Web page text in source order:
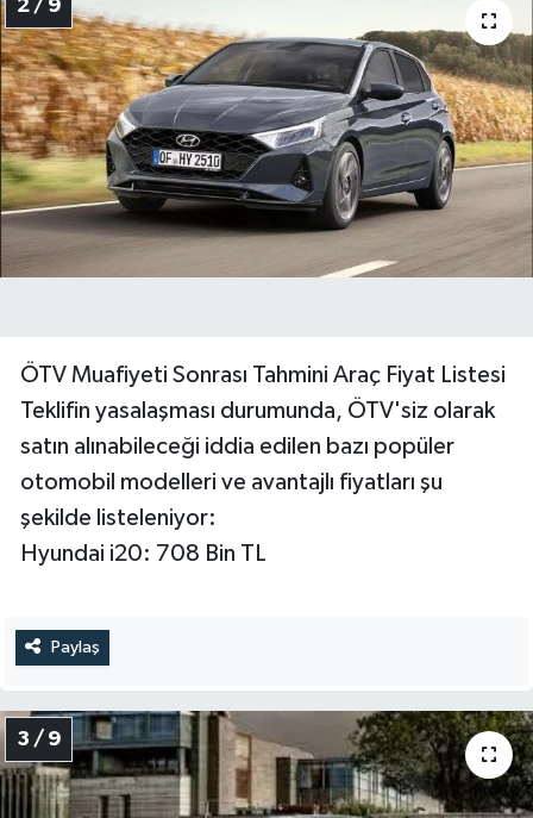
2 / 9
ÖTV Muafiyeti Sonrası Tahmini Araç Fiyat Listesi
Teklifin yasalaşması durumunda, ÖTV'siz olarak
satın alınabileceği iddia edilen bazı popüler
otomobil modelleri ve avantajlı fiyatları şu
şekilde listeleniyor:
Hyundai i20: 708 Bin TL
Paylaş
3 / 9